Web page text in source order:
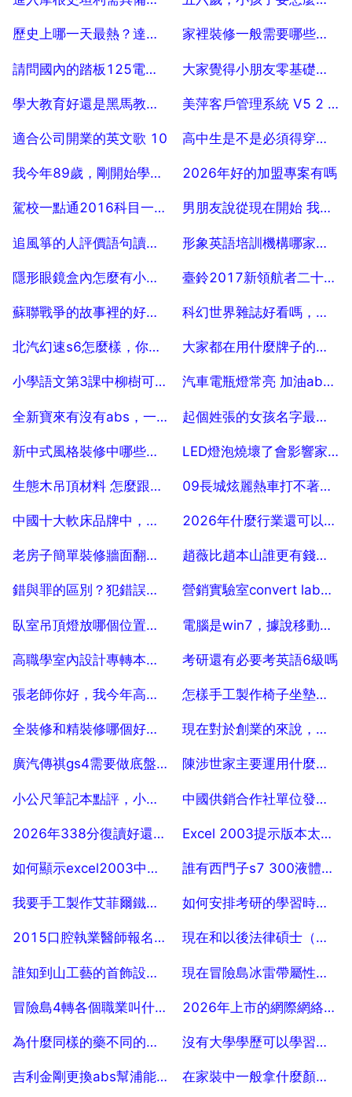
2025-07-18 2025-07-18
歷史上哪一天最熱？達到多少度啦？
2025-07-18
家裡裝修一般需要哪些建材啊？
2025-07-18
請問國內的踏板125電單車9000左右那個品牌好
2025-07-18
大家覺得小朋友零基礎學英語哪套教材比較好
2025-07-18
學大教育好還是黑馬教育好 5
2025-07-18
美萍客戶管理系統 V5 2 有破解或免費的嗎
2025-07-18
適合公司開業的英文歌 10
2025-07-18
高中生是不是必須得穿校服啊
2025-07-18
我今年89歲，剛開始學C 語言，20年後我能精通C 醫院嗎？
2025-07-18
2026年好的加盟專案有嗎
2025-07-18
駕校一點通2016科目一模擬考試
2025-07-18
男朋友說從現在開始 我戒菸戒酒 攢錢娶你 ，我該怎麼回覆呢
2025-07-18
追風箏的人評價語句讀書筆記。1000字
2025-07-18
形象英語培訓機構哪家會比較好一點
2025-07-18
隱形眼鏡盒內怎麼有小蟲子 洗乾淨還會有
2025-07-18
臺鈴2017新領航者二十三代84v60電動車詳情
2025-07-18
蘇聯戰爭的故事裡的好句子
2025-07-18
科幻世界雜誌好看嗎，現在的《科幻世界》好看嗎
2025-07-18
北汽幻速s6怎麼樣，你好，請問北汽幻速s6怎麼樣，值得購買嗎？
2025-07-18
大家都在用什麼牌子的藍芽耳機？
2025-07-18
小學語文第3課中柳樹可以對筍芽兒說什麼
2025-07-18
汽車電瓶燈常亮 加油abs 和歎號燈亮
2025-07-18
全新寶來有沒有abs，一汽大眾寶來車上abs燈亮是什麼意思
2025-07-18
起個姓張的女孩名字最好五行有火,水輔助
2025-07-18
新中式風格裝修中哪些問題值得注意
2025-07-18
LED燈泡燒壞了會影響家庭電路短路嗎
2025-07-18
生態木吊頂材料 怎麼跟塑料的一樣
2025-07-18
09長城炫麗熱車打不著火，儀表盤有電，故障燈不亮。
2025-07-18
中國十大軟床品牌中，哪家軟床比較好呀？
2025-07-18
2026年什麼行業還可以做啊？裝修公司還能做嗎？
2025-07-18
老房子簡單裝修牆面翻新處理 80
2025-07-18
趙薇比趙本山誰更有錢，劉德華比趙本山誰有錢
2025-07-18
錯與罪的區別？犯錯誤和犯罪有什麼區別
2025-07-18
營銷實驗室convert lab如何提公升轉化率的呢？
2025-07-18
臥室吊頂燈放哪個位置最好？
2025-07-18
電腦是win7，據說移動中心是可以調出的，怎麼弄
2025-07-18
高職學室內設計專轉本可以選擇做美術老師嗎
2025-07-18
考研還有必要考英語6級嗎
2025-07-18
張老師你好，我今年高二，想問aaab算幾個染色體組
2025-07-18
怎樣手工製作椅子坐墊，如何自制椅子墊
2025-07-18
全裝修和精裝修哪個好？區別
2025-07-18
現在對於創業的來說，國家有哪些扶持呢
2025-07-18
廣汽傳祺gs4需要做底盤裝甲嗎
2025-07-18
陳涉世家主要運用什麼方法來表現人物性格的
2025-07-18
小公尺筆記本點評，小公尺活塞耳機點評
2025-07-18
中國供銷合作社單位發展前景怎樣
2025-07-18
2026年338分復讀好還是不好？
2025-07-18
Excel 2003提示版本太低打不開怎麼公升級的
2025-07-18
如何顯示excel2003中隱藏的工作表？
2025-07-18
誰有西門子s7 300液體混合裝置的PLC程式 其中液位控制要模擬量
2025-07-18
我要手工製作艾菲爾鐵塔的教程，還要吝組資料。。
2025-07-18
如何安排考研的學習時間，考研怎樣安排一天的時間去學習更高效
2025-07-18
2015口腔執業醫師報名時間在什麼時候？報名入口在哪裡呢？
2025-07-18
現在和以後法律碩士（非法學）考英語幾啊？
2025-07-18
誰知到山工藝的首飾設計是哪個系
2025-07-18
現在冒險島冰雷帶屬性杖好還是其他的好？
2025-07-18
冒險島4轉各個職業叫什麼名字
2025-07-18
2026年上市的網際網絡企業有哪些
2025-07-18
為什麼同樣的藥不同的店裡賣的價格不同？ 10
2025-07-18
沒有大學學歷可以學習中醫嗎
2025-07-18
吉利金剛更換abs幫浦能用x431匹配嗎 在家裝中一般拿什麼顏色的線做控制線